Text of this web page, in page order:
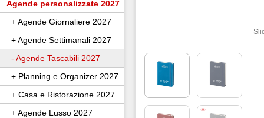
Agende personalizzate 2027
+ Agende Giornaliere 2027
+ Agende Settimanali 2027
- Agende Tascabili 2027
+ Planning e Organizer 2027
+ Casa e Ristorazione 2027
+ Agende Lusso 2027